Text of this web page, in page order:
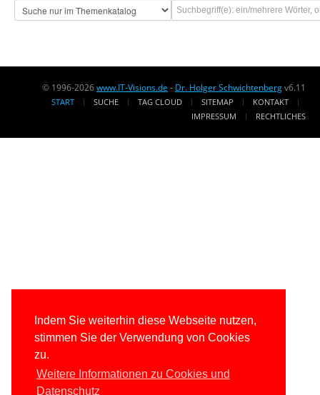
Indem Sie weiterhin diese Webseite nutzen,
stimmen Sie der Verwendung von Cookies
zu.
Weitere Informationen zu Cookies und
Datenschutz
© 1996-2026www.IT-Visions.de - Dr. Holger Schwichtenbergv6.11
START SUCHE TAG CLOUD SITEMAP
KONTAKT
IMPRESSUM
RECHTLICHES